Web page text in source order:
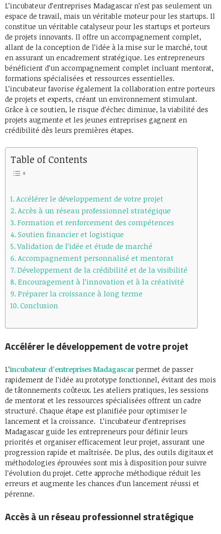
L’incubateur d’entreprises Madagascar n’est pas seulement un
espace de travail, mais un véritable moteur pour les startups. Il
constitue un véritable catalyseur pour les startups et porteurs
de projets innovants. Il offre un accompagnement complet,
allant de la conception de l’idée à la mise sur le marché, tout
en assurant un encadrement stratégique. Les entrepreneurs
bénéficient d’un accompagnement complet incluant mentorat,
formations spécialisées et ressources essentielles.
L’incubateur favorise également la collaboration entre porteurs
de projets et experts, créant un environnement stimulant.
Grâce à ce soutien, le risque d’échec diminue, la viabilité des
projets augmente et les jeunes entreprises gagnent en
crédibilité dès leurs premières étapes.
Table of Contents
Accélérer le développement de votre projet
Accès à un réseau professionnel stratégique
Formation et renforcement des compétences
Soutien financier et logistique
Validation de l’idée et étude de marché
Accompagnement personnalisé et mentorat
Développement de la crédibilité et de la visibilité
Encouragement à l’innovation et à la créativité
Préparer la croissance à long terme
Conclusion
Accélérer le développement de votre projet
L’incubateur d’entreprises Madagascarpermet de passer
rapidement de l’idée au prototype fonctionnel, évitant des mois
de tâtonnements coûteux. Les ateliers pratiques, les sessions
de mentorat et les ressources spécialisées offrent un cadre
structuré. Chaque étape est planifiée pour optimiser le
lancement et la croissance. L’incubateur d’entreprises
Madagascar guide les entrepreneurs pour définir leurs
priorités et organiser efficacement leur projet, assurant une
progression rapide et maîtrisée. De plus, des outils digitaux et
méthodologies éprouvées sont mis à disposition pour suivre
l’évolution du projet. Cette approche méthodique réduit les
erreurs et augmente les chances d’un lancement réussi et
pérenne.
Accès à un réseau professionnel stratégique